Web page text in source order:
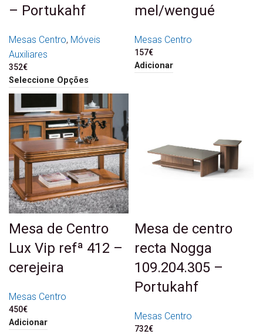
– Portukahf
Mesas Centro, Móveis
Auxiliares
352€
Seleccione Opções
mel/wengué
Mesas Centro
157€
Adicionar
Mesa de Centro
Lux Vip refª 412 –
cerejeira
Mesas Centro
450€
Adicionar
Mesa de centro
recta Nogga
109.204.305 –
Portukahf
Mesas Centro
732€